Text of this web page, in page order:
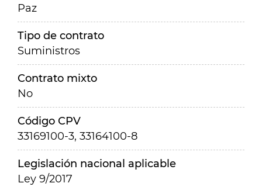
Paz
Tipo de contrato
Suministros
Contrato mixto
No
Código CPV
33169100-3, 33164100-8
Legislación nacional aplicable
Ley 9/2017